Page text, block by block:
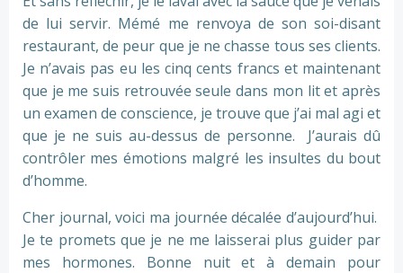
de lui servir. Mémé me renvoya de son soi-disant
restaurant, de peur que je ne chasse tous ses clients.
Je n’avais pas eu les cinq cents francs et maintenant
que je me suis retrouvée seule dans mon lit et après
un examen de conscience, je trouve que j’ai mal agi et
que je ne suis au-dessus de personne. J’aurais dû
contrôler mes émotions malgré les insultes du bout
d’homme.
Cher journal, voici ma journée décalée d’aujourd’hui.
Je te promets que je ne me laisserai plus guider par
mes hormones. Bonne nuit et à demain pour